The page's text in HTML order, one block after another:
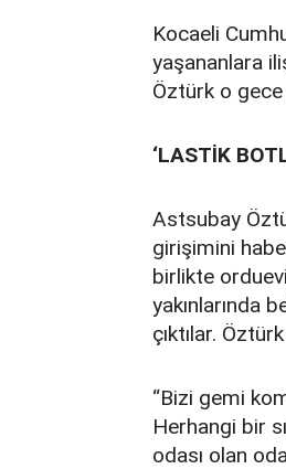
Kocaeli
yaşananlara
Öztürk o gece
‘LASTİK
Astsubay
girişimini
birlikte
yakınlarında
çıktılar.
“Bizi gemi
Herhangi bir
odası olan